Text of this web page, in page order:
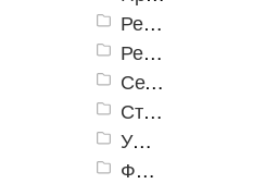
Резчики по бетону
Реноваторы
Сетевые шуруповерты
Степлеры и ножницы
УШМ (болгарки)
Фены